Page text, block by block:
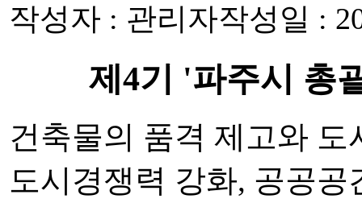
작성자 : 관리자작성일 :
제4기 '파주시 총
건축물의 품격 제고와
도시경쟁력 강화, 공공공